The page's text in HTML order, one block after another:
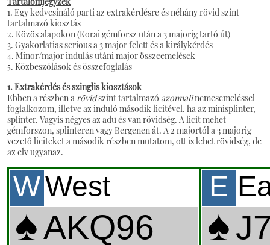
1. Egy kedvcsináló parti az extrakérdésre és néhány rövid színt
tartalmazó kiosztás
2. Közös alapokon (Korai gémforsz után a 3 majorig tartó út)
3. Gyakorlatias serious a 3 major felett és a királykérdés
4. Minor/major indulás utáni major összeemelések
5. Közbeszólások és összefoglalás
1. Extrakérdés és szinglis kiosztások
Ebben a részben arövidszínt tartalmazó azonnalinemesemeléssel
foglalkozom, illetve az induló második licitével, ha az minisplinter,
splinter. Vagyis négyes az adu és van rövidség. A licit mehet
gémforszon, splinteren vagy Bergenen át. A 2 majortól a 3 majorig
vezető liciteket a második részben mutatom, ott is lehet rövidség, de
az elv ugyanaz.